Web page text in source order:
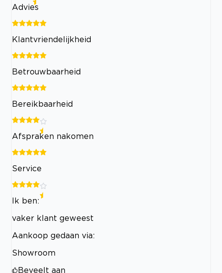
Advies
Klantvriendelijkheid
Betrouwbaarheid
Bereikbaarheid
Afspraken nakomen
Service
Ik ben:
vaker klant geweest
Aankoop gedaan via:
Showroom
Beveelt aan